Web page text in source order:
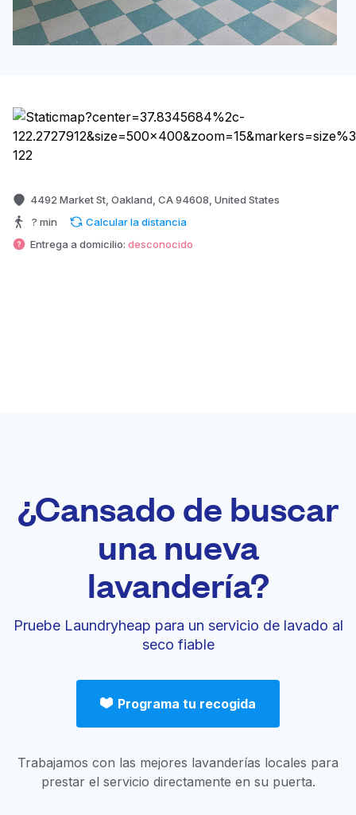
4492 Market St, Oakland, CA 94608, United States
? min
Calcular la distancia
Entrega a domicilio: desconocido
¿Cansado de buscar
una nueva
lavandería?
Pruebe Laundryheap para un servicio de lavado al
seco fiable
Programa tu recogida
Trabajamos con las mejores lavanderías locales para
prestar el servicio directamente en su puerta.